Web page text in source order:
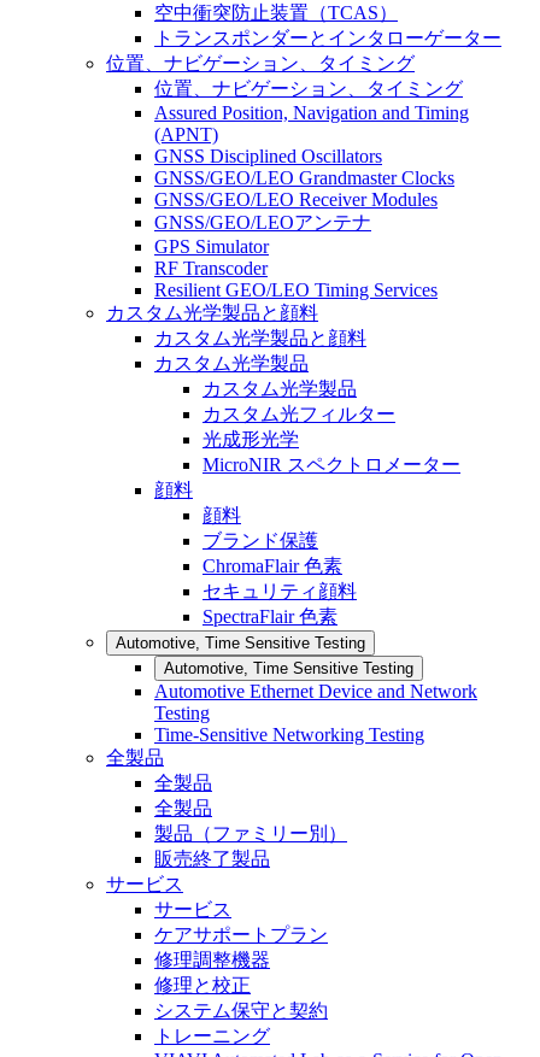
空中衝突防止装置（TCAS）
トランスポンダーとインタローゲーター
位置、ナビゲーション、タイミング
位置、ナビゲーション、タイミング
Assured Position, Navigation and Timing
(APNT)
GNSS Disciplined Oscillators
GNSS/GEO/LEO Grandmaster Clocks
GNSS/GEO/LEO Receiver Modules
GNSS/GEO/LEOアンテナ
GPS Simulator
RF Transcoder
Resilient GEO/LEO Timing Services
カスタム光学製品と顔料
カスタム光学製品と顔料
カスタム光学製品
カスタム光学製品
カスタム光フィルター
光成形光学
MicroNIR スペクトロメーター
顔料
顔料
ブランド保護
ChromaFlair 色素
セキュリティ顔料
SpectraFlair 色素
Automotive, Time Sensitive Testing
Automotive, Time Sensitive Testing
Automotive Ethernet Device and Network
Testing
Time-Sensitive Networking Testing
全製品
全製品
全製品
製品（ファミリー別）
販売終了製品
サービス
サービス
ケアサポートプラン
修理調整機器
修理と校正
システム保守と契約
トレーニング